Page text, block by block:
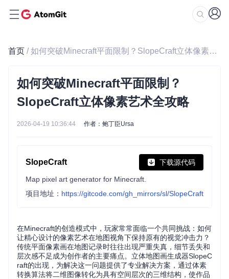
首页 / 如何突破Minecraft平面限制？SlopeCraft立体像素艺术全攻略
如何突破Minecraft平面限制？
SlopeCraft立体像素艺术全攻略
2026-04-19 10:36:44 作者：鲍丁臣Ursa
SlopeCraft 下载源代码
Map pixel art generator for Minecraft.
项目地址： https://gitcode.com/gh_mirrors/sl/SlopeCraft
在Minecraft的创造模式中，玩家常常面临一个共同挑战：如何
让精心设计的像素艺术在地图视角下保持原有的视觉冲击力？
传统平面像素画在地图记录时往往出现严重失真，细节丢失和
层次感不足成为创作者的主要痛点。立体地图画生成器SlopeC
raft的出现，为解决这一问题提供了专业解决方案，通过体素
转换算法将二维图像转化为具有空间层次的三维结构，使作品